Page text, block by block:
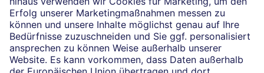
News
Impressum